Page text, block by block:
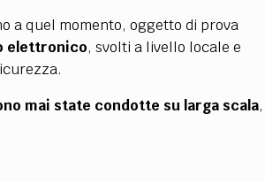
a quel momento, oggetto di prova
elettronico, svolti a livello locale e
mai state condotte su larga scala,